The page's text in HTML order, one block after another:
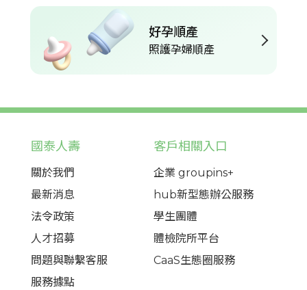
好孕順產
照護孕婦順產
國泰人壽
關於我們
最新消息
法令政策
人才招募
問題與聯繫客服
服務據點
客戶相關入口
企業 groupins+
hub新型態辦公服務
學生團體
體檢院所平台
CaaS生態圈服務